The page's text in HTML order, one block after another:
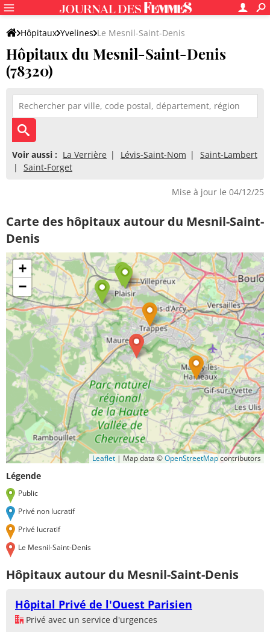
Hôpitaux Yvelines Le Mesnil-Saint-Denis
Hôpitaux du Mesnil-Saint-Denis
(78320)
Voir aussi : La Verrière Lévis-Saint-Nom
Saint-Lambert
Saint-Forget
Mise à jour le 04/12/25
Carte des hôpitaux autour du Mesnil-Saint-
Denis
+
−
Leaflet | Map data ©OpenStreetMapcontributors
Légende
Public
Privé non lucratif
Privé lucratif
Le Mesnil-Saint-Denis
Hôpitaux autour du Mesnil-Saint-Denis
Hôpital Privé de l'Ouest Parisien
Privé avec un service d'urgences